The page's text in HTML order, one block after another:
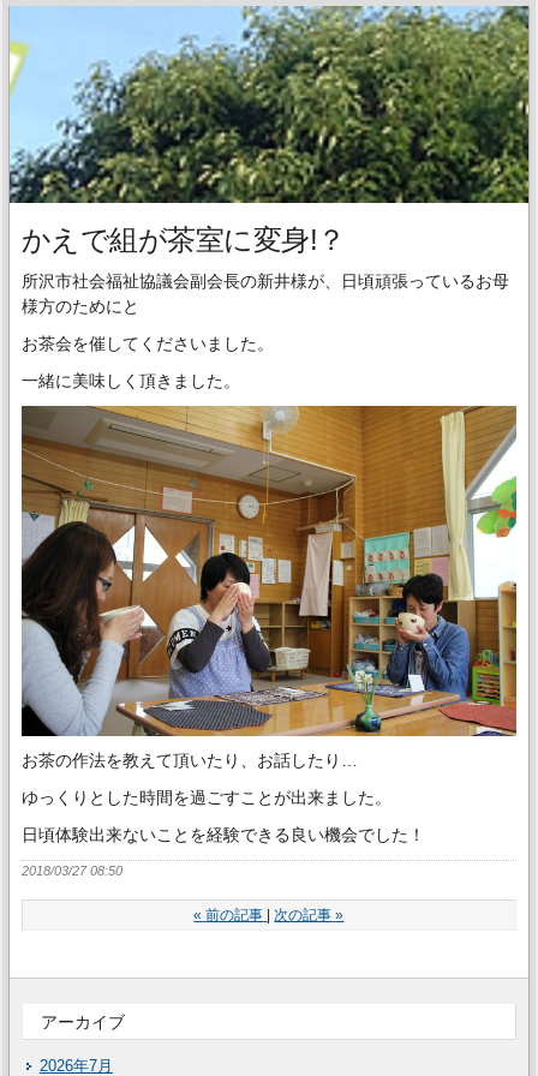
かえで組が茶室に変身!？
所沢市社会福祉協議会副会長の新井様が、日頃頑張っているお母
様方のためにと
お茶会を催してくださいました。
一緒に美味しく頂きました。
お茶の作法を教えて頂いたり、お話したり…
ゆっくりとした時間を過ごすことが出来ました。
日頃体験出来ないことを経験できる良い機会でした！
2018/03/27 08:50
« 前の記事 次の記事 »
アーカイブ
2026年7月